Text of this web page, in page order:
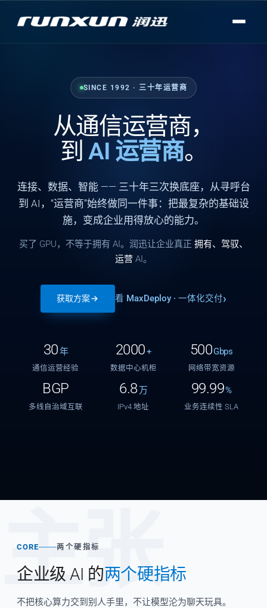
SINCE 1992 · 三十年运营商
从通信运营商，
到 AI 运营商。
连接、 数据、 智能—— 三十年三次换底座，从寻呼台
到 AI，“运营商”始终做同一件事：把最复杂的基础设
施，变成企业用得放心的能力。
买了 GPU，不等于拥有 AI。润迅让企业真正 拥有、驾驭、
运营 AI。
获取方案 看 MaxDeploy · 一体化交付
30年
通信运营经验
2000+
数据中心机柜
500Gbps
网络带宽资源
BGP
多线自治域互联
6.8 万
IPv4 地址
99.99%
业务连续性 SLA
主张
CORE 两个硬指标
企业级 AI 的两个硬指标
不把核心算力交到别人手里，不让模型沦为聊天玩具。